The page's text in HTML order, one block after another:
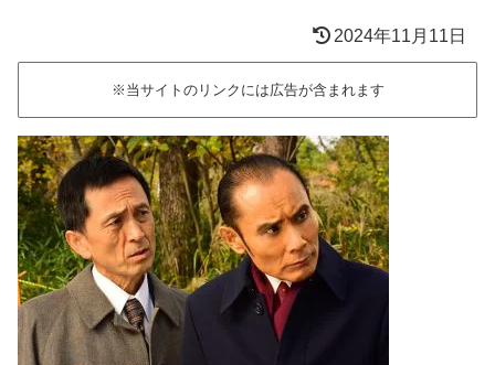
2024年11月11日
※当サイトのリンクには広告が含まれます